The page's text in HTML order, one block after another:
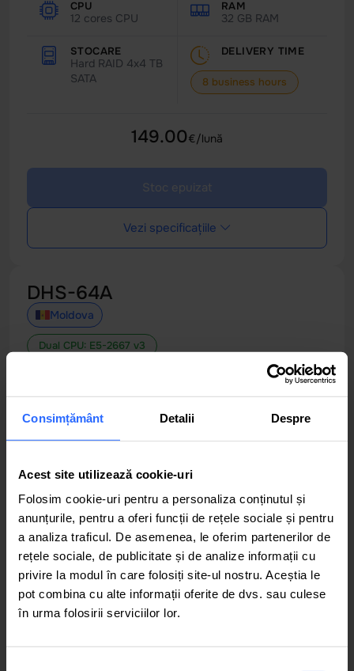
Consimțământ Detalii Despre
Acest site utilizează cookie-uri
Folosim cookie-uri pentru a personaliza conținutul și
anunțurile, pentru a oferi funcții de rețele sociale și pentru
a analiza traficul. De asemenea, le oferim partenerilor de
rețele sociale, de publicitate și de analize informații cu
privire la modul în care folosiți site-ul nostru. Aceștia le
pot combina cu alte informații oferite de dvs. sau culese
în urma folosirii serviciilor lor.
CPU
12 cores CPU
RAM
32 GB RAM
STOCARE
Hard RAID 4x4 TB
SATA
DELIVERY TIME
8 business hours
149.00€/lună
Stoc epuizat
Vezi specificațiile
DHS-64A
Moldova
Dual CPU: E5-2667 v3
16 core CPU 64 GB RAM
2x 4TB HDD
189.00 €/lună
Stoc epuizat
Vezi specificațiile